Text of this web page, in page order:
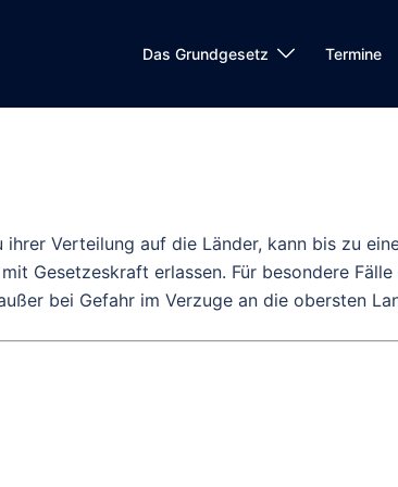
Das Grundgesetz Termine
Verteilung auf die Länder, kann bis zu
Gesetzeskraft erlassen. Für besondere
bei Gefahr im Verzuge an die obersten